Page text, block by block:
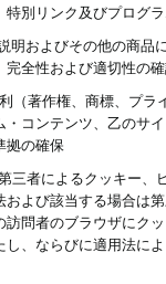
別リンク及びプログ
明およびその他の商
全性および適切性の
（著作権、商標、プ
コンテンツ、乙のサ
拠の確保
三者によるクッキー
よび該当する場合は
問者のブラウザにク
、ならびに適用法に